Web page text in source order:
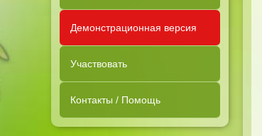
Демонстрационная версия
Участвовать
Контакты / Помощь